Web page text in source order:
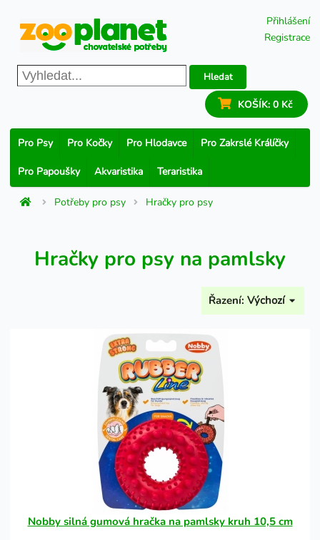
Přihlášení
Registrace
Hledat
KOŠÍK: 0 Kč
Pro Psy Pro Kočky Pro Hlodavce Pro Zakrslé Králíčky
Pro Papoušky Akvaristika Teraristika
Potřeby pro psy Hračky pro psy
Hračky pro psy na pamlsky
Řazení: Výchozí
Nobby silná gumová hračka na pamlsky kruh 10,5 cm